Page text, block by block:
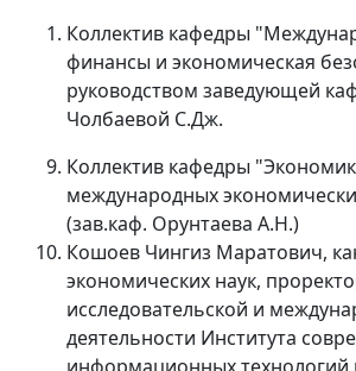
Коллектив кафедры
финансы и экономическая
руководством заведующей
Чолбаевой С.Дж.
Коллектив кафедры
международных
(зав.каф. Орунтаева А.Н.)
Кошоев Чингиз Маратович,
экономических наук,
исследовательской и
деятельности Института